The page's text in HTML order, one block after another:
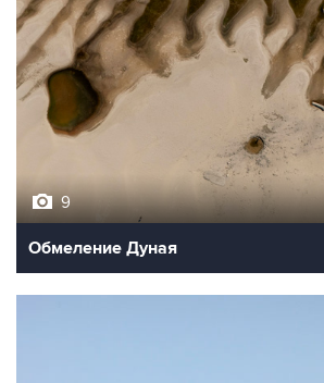
9
Обмеление Дуная